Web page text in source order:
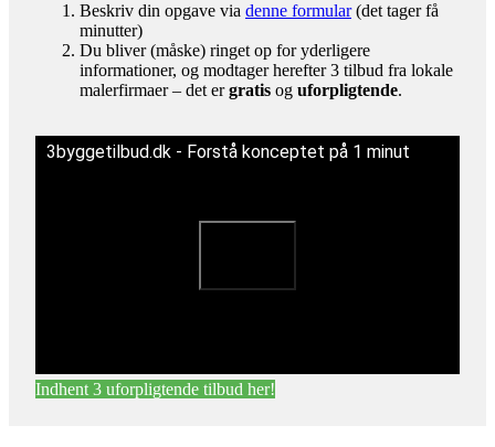
Beskriv din opgave via denne formular(det tager få
minutter)
Du bliver (måske) ringet op for yderligere
informationer, og modtager herefter 3 tilbud fra lokale
malerfirmaer – det ergratis og uforpligtende.
3byggetilbud.dk - Forstå konceptet på 1 minut
Indhent 3 uforpligtende tilbud her!